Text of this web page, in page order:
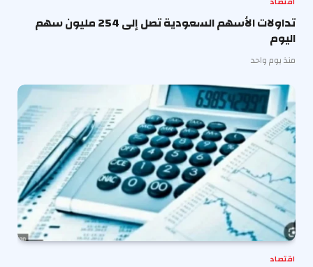
تداولات الأسهم السعودية تصل إلى 254 مليون سهم
اليوم
منذ يوم واحد
اقتصاد